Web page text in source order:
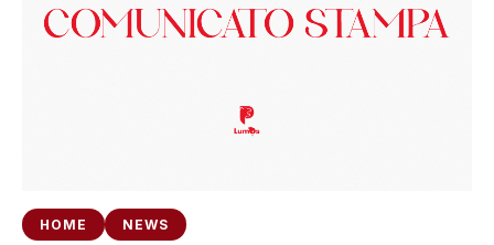
HOME NEWS